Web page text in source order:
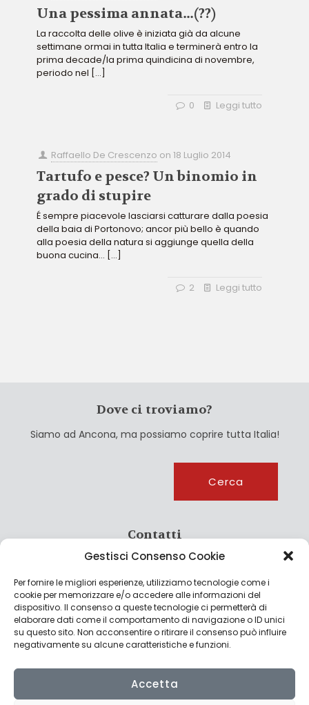
Gestisci Consenso Cookie
Per fornire le migliori esperienze, utilizziamo tecnologie come i
cookie per memorizzare e/o accedere alle informazioni del
dispositivo. Il consenso a queste tecnologie ci permetterà di
elaborare dati come il comportamento di navigazione o ID unici
su questo sito. Non acconsentire o ritirare il consenso può influire
negativamente su alcune caratteristiche e funzioni.
Accetta
Una pessima annata…(??)
La raccolta delle olive è iniziata già da alcune
settimane ormai in tutta Italia e terminerà entro la
prima decade/la prima quindicina di novembre,
periodo nel […]
0 Leggi tutto
Raffaello De Crescenzo on18 Luglio 2014
Tartufo e pesce? Un binomio in
grado di stupire
É sempre piacevole lasciarsi catturare dalla poesia
della baia di Portonovo; ancor più bello è quando
alla poesia della natura si aggiunge quella della
buona cucina… […]
2 Leggi tutto
Dove ci troviamo?
Siamo ad Ancona, ma possiamo coprire tutta Italia!
Cerca
Contatti
info@culturagroalimentare.com
Note legali
Privacy Policy